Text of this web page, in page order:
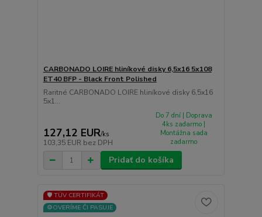
CARBONADO LOIRE hliníkové disky 6,5x16 5x108
ET40 BFP - Black Front Polished
Raritné CARBONADO LOIRE hliníkové disky 6,5x16
5x1...
127,12 EUR/ks
103,35 EUR bez DPH
Do 7 dní | Doprava
4ks zadarmo |
Montážna sada
zadarmo
Pridať do košíka
🛡️ TÜV CERTIFIKÁT
⚙️OVERÍME ČI PASUJE